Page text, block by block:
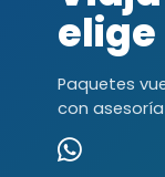
Paquetes
con